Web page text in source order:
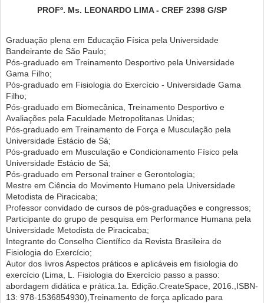
PROFº. Ms. LEONARDO LIMA - CREF 2398 G/SP
Graduação plena em Educação Física pela Universidade
Bandeirante de São Paulo;
Pós-graduado em Treinamento Desportivo pela Universidade
Gama Filho;
Pós-graduado em Fisiologia do Exercício - Universidade Gama
Filho;
Pós-graduado em Biomecânica, Treinamento Desportivo e
Avaliações pela Faculdade Metropolitanas Unidas;
Pós-graduado em Treinamento de Força e Musculação pela
Universidade Estácio de Sá;
Pós-graduado em Musculação e Condicionamento Físico pela
Universidade Estácio de Sá;
Pós-graduado em Personal trainer e Gerontologia;
Mestre em Ciência do Movimento Humano pela Universidade
Metodista de Piracicaba;
Professor convidado de cursos de pós-graduações e congressos;
Participante do grupo de pesquisa em Performance Humana pela
Universidade Metodista de Piracicaba;
Integrante do Conselho Científico da Revista Brasileira de
Fisiologia do Exercício;
Autor dos livros Aspectos práticos e aplicáveis em fisiologia do
exercício (Lima, L. Fisiologia do Exercício passo a passo:
abordagem didática e prática.1a. Edição.CreateSpace, 2016.,ISBN-
13: 978-1536854930),Treinamento de força aplicado para